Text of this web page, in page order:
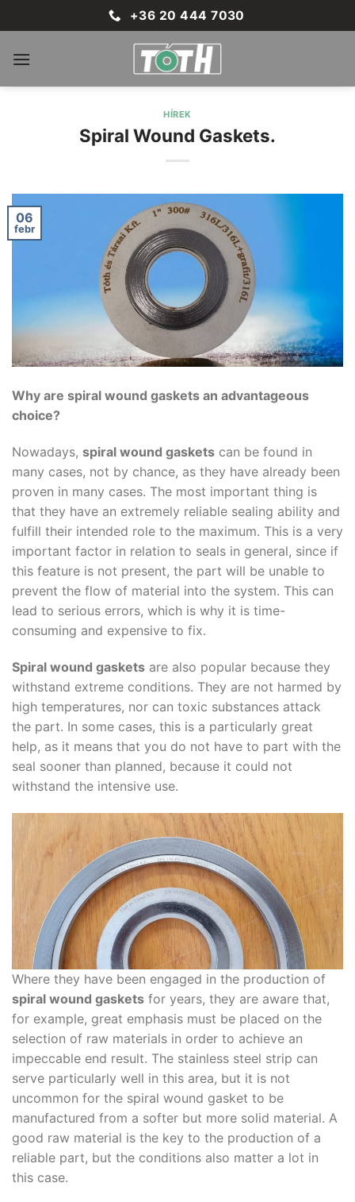
to
+36 20 444 7030
HÍREK
Spiral Wound Gaskets.
06
febr
Why are spiral wound gaskets an advantageous
choice?
Nowadays, spiral wound gaskets can be found in
many cases, not by chance, as they have already been
proven in many cases. The most important thing is
that they have an extremely reliable sealing ability and
fulfill their intended role to the maximum. This is a very
important factor in relation to seals in general, since if
this feature is not present, the part will be unable to
prevent the flow of material into the system. This can
lead to serious errors, which is why it is time-
consuming and expensive to fix.
Spiral wound gaskets are also popular because they
withstand extreme conditions. They are not harmed by
high temperatures, nor can toxic substances attack
the part. In some cases, this is a particularly great
help, as it means that you do not have to part with the
seal sooner than planned, because it could not
withstand the intensive use.
Where they have been engaged in the production of
spiral wound gaskets for years, they are aware that,
for example, great emphasis must be placed on the
selection of raw materials in order to achieve an
impeccable end result. The stainless steel strip can
serve particularly well in this area, but it is not
uncommon for the spiral wound gasket to be
manufactured from a softer but more solid material. A
good raw material is the key to the production of a
reliable part, but the conditions also matter a lot in
this case.